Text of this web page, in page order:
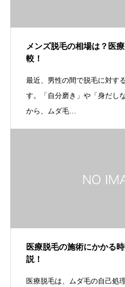
メンズ脱毛の相場は？医
較！
最近、男性の間で脱毛に対す
す。「自分磨き」や「身だし
から、ムダ毛…
医療脱毛の施術にかかる
説！
医療脱毛は、ムダ毛の自己処